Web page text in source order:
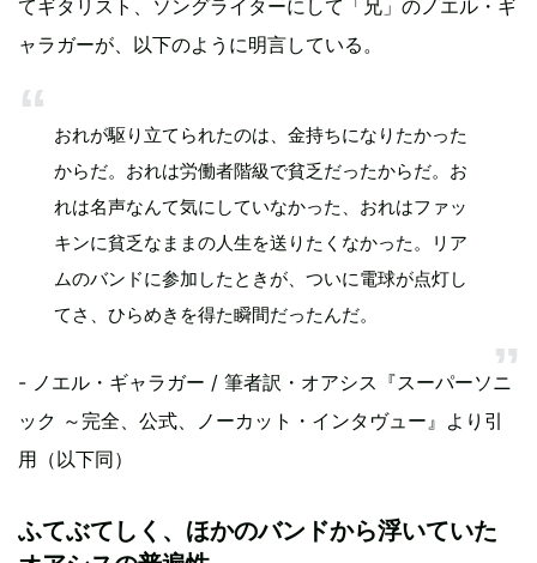
てギタリスト、ソングライターにして「兄」のノエル・ギ
ャラガーが、以下のように明言している。
おれが駆り立てられたのは、金持ちになりたかった
からだ。おれは労働者階級で貧乏だったからだ。お
れは名声なんて気にしていなかった、おれはファッ
キンに貧乏なままの人生を送りたくなかった。リア
ムのバンドに参加したときが、ついに電球が点灯し
てさ、ひらめきを得た瞬間だったんだ。
- ノエル・ギャラガー / 筆者訳・オアシス『スーパーソニ
ック ～完全、公式、ノーカット・インタヴュー』より引
用（以下同）
ふてぶてしく、ほかのバンドから浮いていた